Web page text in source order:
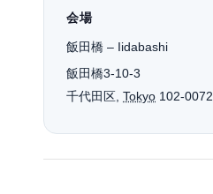
会場
飯田橋 – Iidabashi
飯田橋3-10-3
千代田区 Tokyo 102-0072